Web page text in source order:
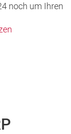
noch um Ihren